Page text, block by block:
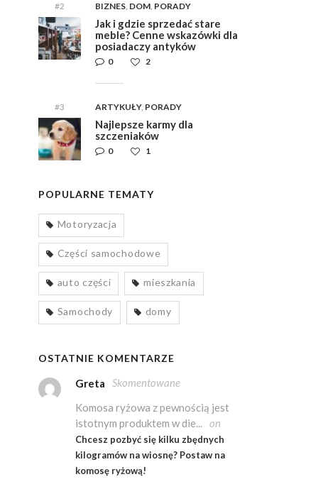
#2 BIZNES, DOM, PORADY
Jak i gdzie sprzedać stare
meble? Cenne wskazówki dla
posiadaczy antyków
2
0
#3 ARTYKUŁY, PORADY
Najlepsze karmy dla
szczeniaków
1
0
POPULARNE TEMATY
Motoryzacja
Części samochodowe
auto części mieszkania
Samochody domy
OSTATNIE KOMENTARZE
Greta
Skomentowane
Komosa ryżowa z pewnością jest
istotnym produktem w die... on
Chcesz pozbyć się kilku zbędnych
kilogramów na wiosnę? Postaw na
komosę ryżową!